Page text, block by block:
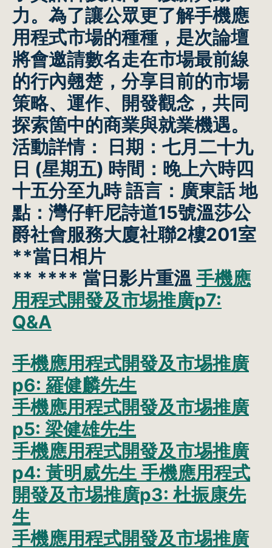
力。為了讓公眾更了解手機應
用程式市場的種種，是次論壇
將會邀請數名走在市場最前線
的行內翹楚，分享目前的市場
策略、運作、開發觀念，共同
探索箇中的商業與就業機遇。
活動詳情：
日期：七月二十九
日 (星期五) 時間：晚上六時四
十五分至九時語言：廣東話地
點：灣仔軒尼詩道15號溫莎公
爵社會服務大廈社聯2樓201室
**當日相片
** **** 當日影片重溫 手機應
用程式開發及市埸推廣p7:
Q&A
手機應用程式開發及市埸推廣
p6: 羅健麟先生
手機應用程式開發及市埸推廣
p5: 梁健雄先生
手機應用程式開發及市埸推廣
p4: 黃明威先生手機應用程式
開發及市埸推廣p3: 杜振康先
生
手機應用程式開發及市埸推廣